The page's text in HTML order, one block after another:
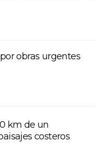
obras urgentes
km de un
costeros